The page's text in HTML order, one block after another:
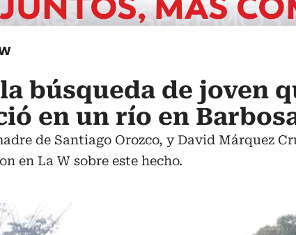
búsqueda de joven
en un río en
de Santiago Orozco, y David Márquez
en La W sobre este hecho.